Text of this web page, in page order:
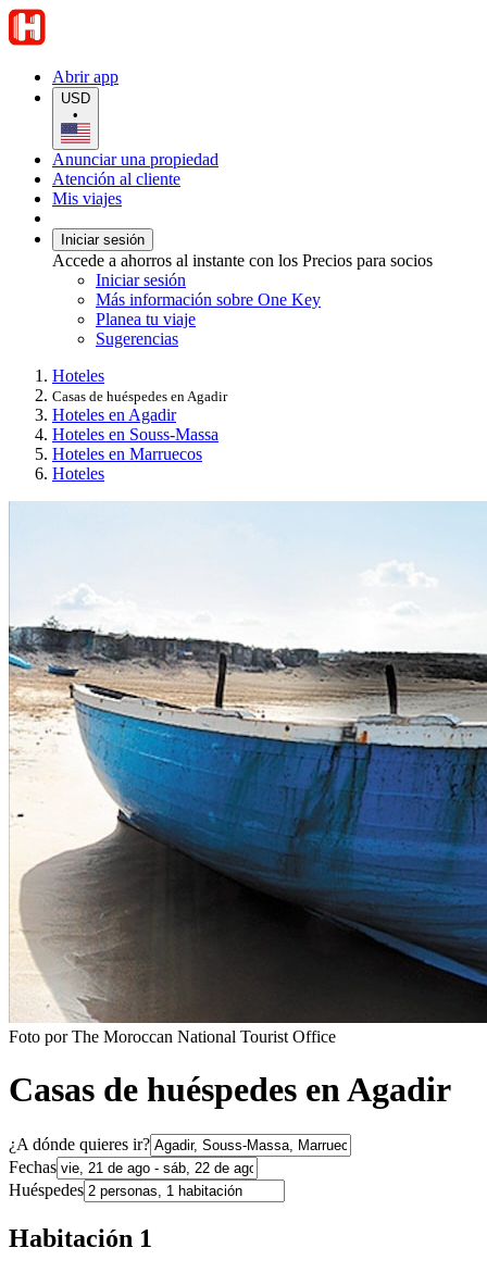
Abrir app
USD
•
Anunciar una propiedad
Atención al cliente
Mis viajes
Iniciar sesión
Accede a ahorros al instante con los Precios para socios
Iniciar sesión
Más información sobre One Key
Planea tu viaje
Sugerencias
Hoteles
Casas de huéspedes en Agadir
Hoteles en Agadir
Hoteles en Souss-Massa
Hoteles en Marruecos
Hoteles
Foto por The Moroccan National Tourist Office
Casas de huéspedes en Agadir
¿A dónde quieres ir?
Fechas
Huéspedes
Habitación 1